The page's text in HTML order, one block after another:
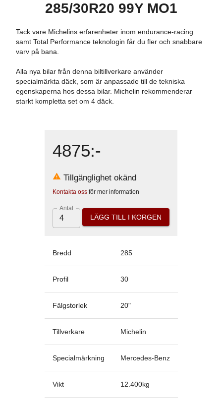
285/30R20 99Y MO1
Tack vare Michelins erfarenheter inom endurance-racing
samt Total Performance teknologin får du fler och snabbare
varv på bana.
Alla nya bilar från denna biltillverkare använder
specialmärkta däck, som är anpassade till de tekniska
egenskaperna hos dessa bilar. Michelin rekommenderar
starkt kompletta set om 4 däck.
4875:-
Tillgänglighet okänd
Kontakta oss för mer information
Antal
LÄGG TILL I KORGEN
Bredd 285
Profil 30
Fälgstorlek 20"
Tillverkare Michelin
Specialmärkning Mercedes-Benz
Vikt 12.400kg